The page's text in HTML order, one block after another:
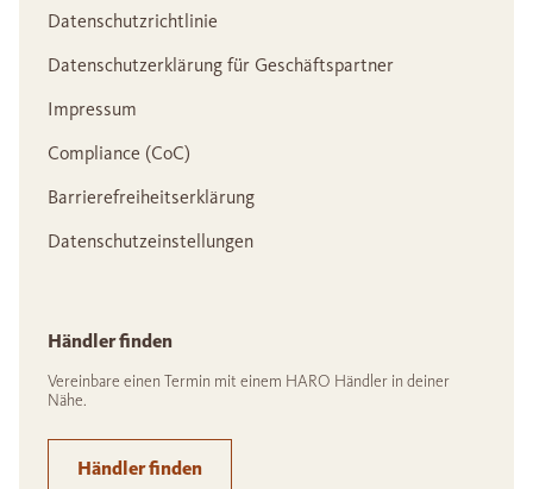
Datenschutzrichtlinie
Datenschutzerklärung für Geschäftspartner
Impressum
Compliance (CoC)
Barrierefreiheitserklärung
Datenschutzeinstellungen
Händler finden
Vereinbare einen Termin mit einem HARO Händler in deiner
Nähe.
Händler finden